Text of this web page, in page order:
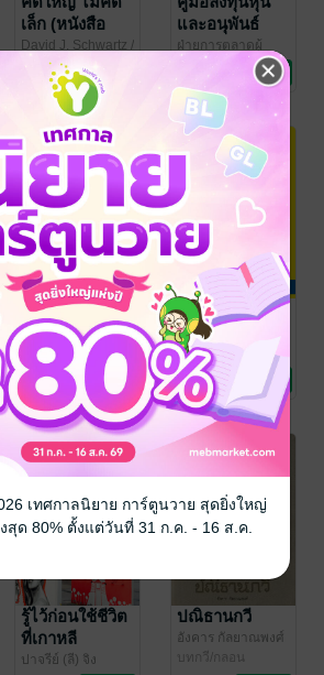
เล็ก (หนังสือ
เสียง)
David J. Schwartz /
ซีเอ็ดยูเคชั่น
พัฒนาตนเอง
11 Rating
และอนุพันธ์
ออนไลน์
ฝ่ายการตลาดผู้
ลงทุนบุคคล สาย
งานการตลาด
ตลาดหลักทรัพย์แห่ง
ประเทศไทย
Stock Exchange of
Thailand
การเงินการลงทุน
343 Rating
เรไรรายวัน
เรไร สุวีรานนท์/
สำนักพิมพ์เรไร
แม่และเด็ก
23 Rating
เก่งพูดภาษา
อังกฤษแบบมือ
โปร
สุรีรัตน์ ทองอินทร์ /
Expernet
ภาษา
1 Rating
รู้ไว้ก่อนใช้ชีวิต
ที่เกาหลี
ปาจรีย์ (ลี) จิง
ปณิธานกวี
อังคาร กัลยาณพงศ์
/ เคล็ดไทย
บทกวี/กลอน
เทศกาลนิยาย การ์ตูนวาย สุดยิ่งใหญ่
ด 80% ตั้งแต่วันที่ 31 ก.ค. - 16 ส.ค.